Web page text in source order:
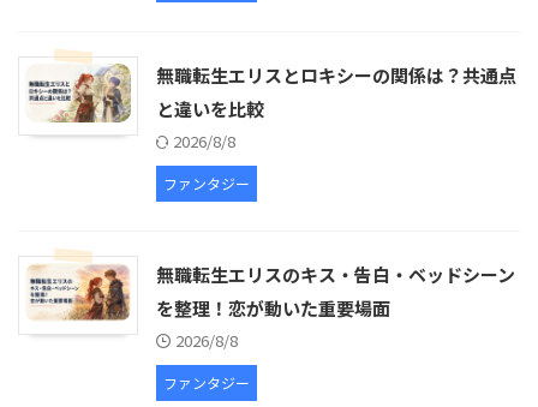
無職転生エリスとロキシーの関係は？共通点
と違いを比較
2026/8/8
ファンタジー
無職転生エリスのキス・告白・ベッドシーン
を整理！恋が動いた重要場面
2026/8/8
ファンタジー